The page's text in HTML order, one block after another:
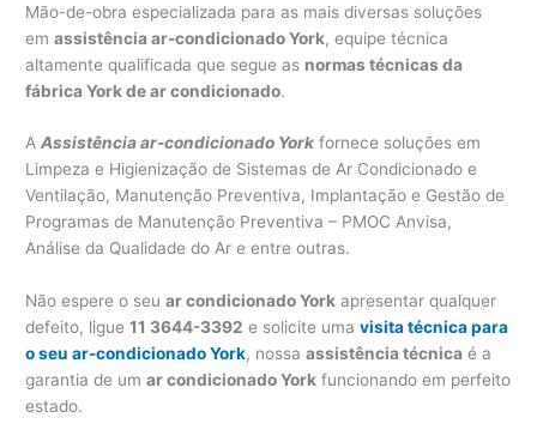
Mão-de-obra especializada para as mais diversas soluções
emassistência ar-condicionado York, equipe técnica
altamente qualificada que segue as normas técnicas da
fábrica York de ar condicionado.
AAssistência ar-condicionado York fornece soluções em
Limpeza e Higienização de Sistemas de Ar Condicionado e
Ventilação, Manutenção Preventiva, Implantação e Gestão de
Programas de Manutenção Preventiva – PMOC Anvisa,
Análise da Qualidade do Ar e entre outras.
Não espere o seuar condicionado York apresentar qualquer
defeito, ligue11 3644-3392 e solicite umavisita técnica para
o seu ar-condicionado York, nossaassistência técnica é a
garantia de umar condicionado York funcionando em perfeito
estado.